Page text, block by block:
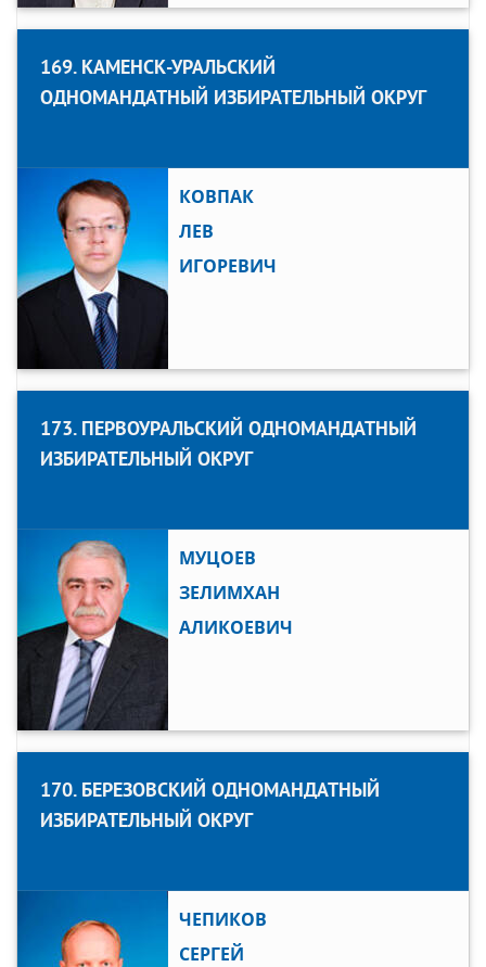
169. КАМЕНСК-УРАЛЬСКИЙ
ОДНОМАНДАТНЫЙ ИЗБИРАТЕЛЬНЫЙ ОКРУГ
КОВПАК
ЛЕВ
ИГОРЕВИЧ
173. ПЕРВОУРАЛЬСКИЙ ОДНОМАНДАТНЫЙ
ИЗБИРАТЕЛЬНЫЙ ОКРУГ
МУЦОЕВ
ЗЕЛИМХАН
АЛИКОЕВИЧ
170. БЕРЕЗОВСКИЙ ОДНОМАНДАТНЫЙ
ИЗБИРАТЕЛЬНЫЙ ОКРУГ
ЧЕПИКОВ
СЕРГЕЙ